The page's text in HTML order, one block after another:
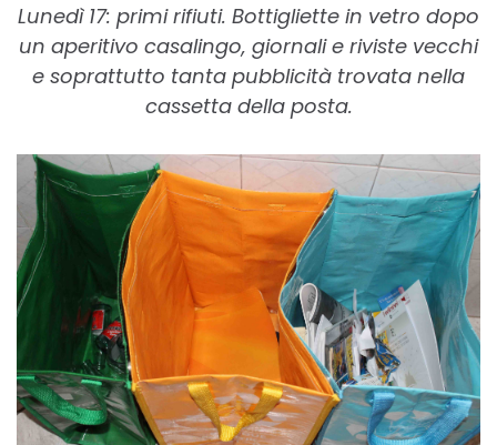
Lunedì 17: primi rifiuti. Bottigliette in vetro dopo
un aperitivo casalingo, giornali e riviste vecchi
e soprattutto tanta pubblicità trovata nella
cassetta della posta.